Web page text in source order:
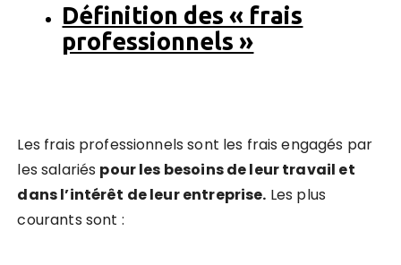
Définition des « frais
professionnels »
Les frais professionnels sont les frais engagés par
les salariés pour les besoins deleurtravail et
dans l’intérêt deleurentreprise. Les plus
courants sont :